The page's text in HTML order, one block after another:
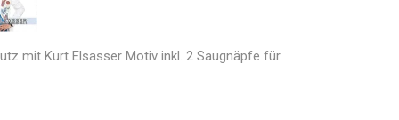
mit Kurt Elsasser Motiv inkl. 2 Saugnäpfe für